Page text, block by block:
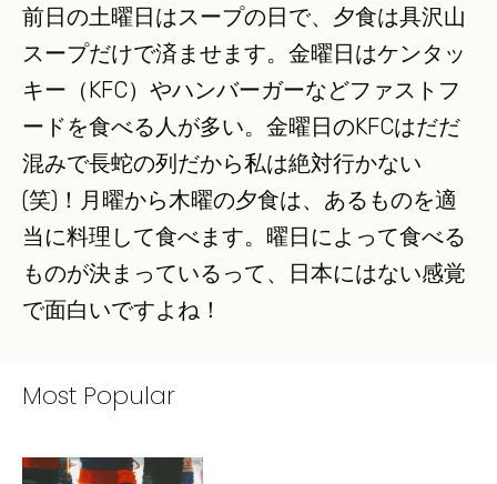
前日の土曜日はスープの日で、夕食は具沢山
スープだけで済ませます。金曜日はケンタッ
キー（KFC）やハンバーガーなどファストフ
ードを食べる人が多い。金曜日のKFCはだだ
混みで長蛇の列だから私は絶対行かない
(笑)！月曜から木曜の夕食は、あるものを適
当に料理して食べます。曜日によって食べる
ものが決まっているって、日本にはない感覚
で面白いですよね！
Most Popular